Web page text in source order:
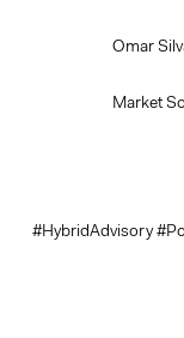
Omar
Market
#HybridAdvisory